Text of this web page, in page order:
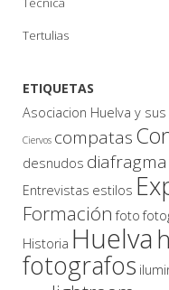
Tertulias
ETIQUETAS
Asociacion Huelva y
Ciervos compatas
desnudos diafragma
Entrevistas estilos
Formación foto
Historia Huelva
fotografos